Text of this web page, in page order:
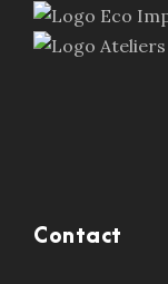
Contact